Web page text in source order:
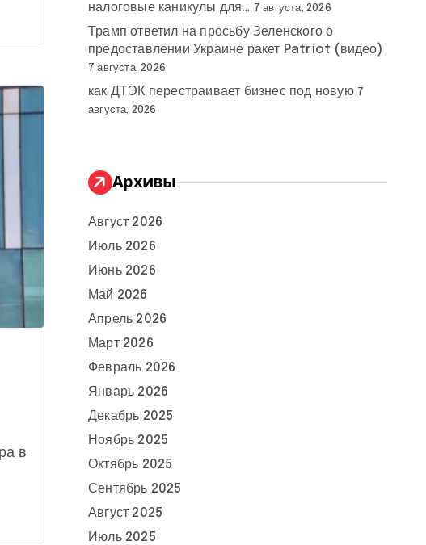
налоговые каникулы для… 7 августа, 2026
Трамп ответил на просьбу Зеленского о
предоставлении Украине ракет Patriot (видео)
7 августа, 2026
как ДТЭК перестраивает бизнес под новую 7
августа, 2026
Архивы
Август 2026
Июль 2026
Июнь 2026
Май 2026
Апрель 2026
Март 2026
Февраль 2026
Январь 2026
Декабрь 2025
Ноябрь 2025
Октябрь 2025
Сентябрь 2025
Август 2025
Июль 2025